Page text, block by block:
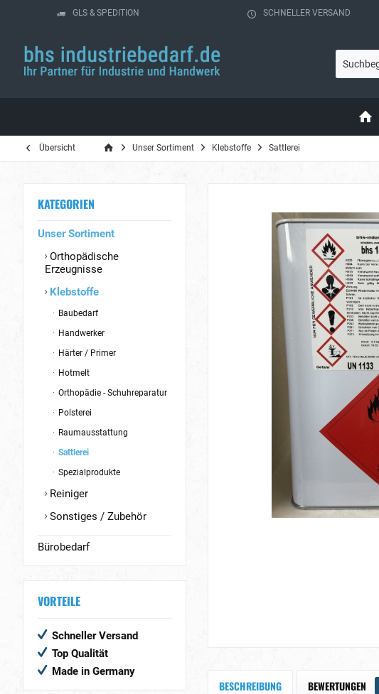
GLS & SPEDITION SCHNELLER VERSAND
Übersicht Unser Sortiment Klebstoffe Sattlerei
KATEGORIEN
Unser Sortiment
Orthopädische
Erzeugnisse
Klebstoffe
Baubedarf
Handwerker
Härter / Primer
Hotmelt
Orthopädie - Schuhreparatur
Polsterei
Raumausstattung
Sattlerei
Spezialprodukte
Reiniger
Sonstiges / Zubehör
Bürobedarf
VORTEILE
Schneller Versand
Top Qualität
Made in Germany
BESCHREIBUNG BEWERTUNGEN